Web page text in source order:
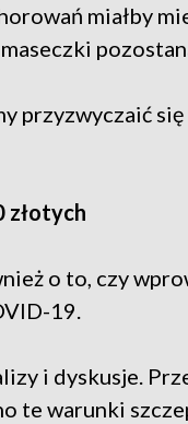
miałby
przyzwyczaić
złotych
o to, czy
19.
i dyskusje.
te warunki